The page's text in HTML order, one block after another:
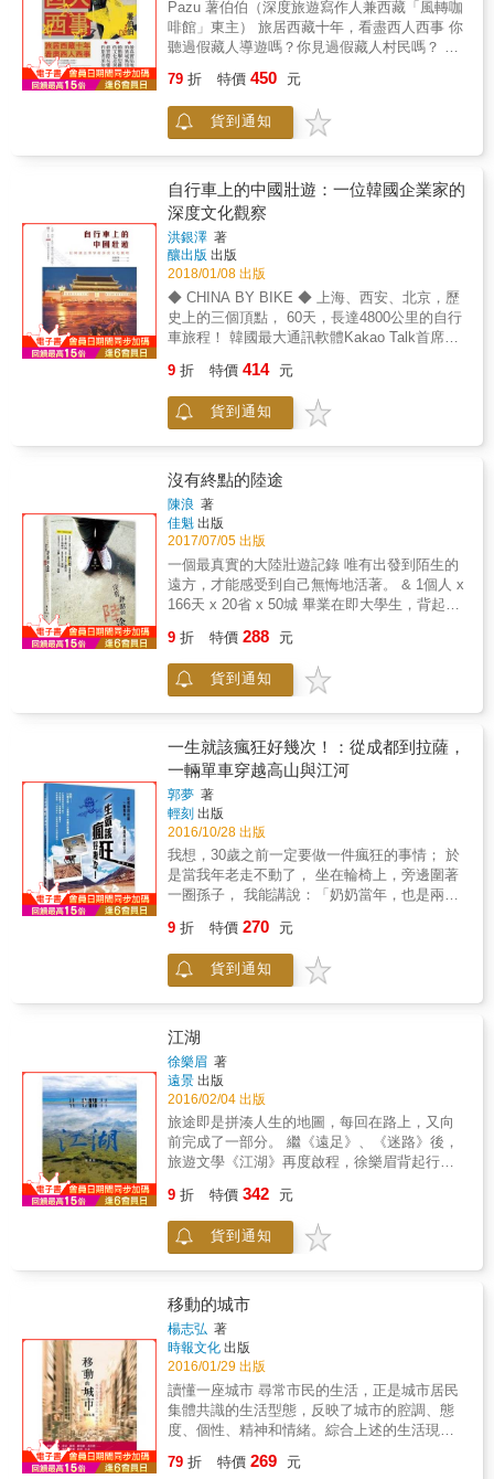
地，大理是我人生中最燦爛的篇章之一，假如
我幻覺中的自己就是那樣，我得說那實在太棒
了。 據說大理的單身男女比例為 1: 9 ，似乎所
有找不到郭靖的黃蓉，不甩世俗的眼光，都跑
去那裡獨自美著。 在路上，旅人只來得及產生
好感，來不及醞釀愛情。
概況，讓未曾到過當地旅行的人，能對當地有
基本的了解，更是規劃旅行的最佳參考資料。
& ◎旅遊感受，無私分享 作者更寫下每趟旅程
的感受。不論是行程中受到的啟發、當地民俗
Pazu 薯伯伯（深度旅遊寫作人兼西藏「風轉咖
啡館」東主） 旅居西藏十年，看盡西人西事 你
聽過假藏人導遊嗎？你見過假藏人村民嗎？ 你
真實貼地的異域風情、最衝撃思維的文化差
異、最實際易懂的旅者須知。 一段香港旅者冒
險歷程， 一本西藏旅遊必修讀物， 揭開西方異
面鏡】 細數當地風俗禁忌‧訴說生活潛藏規則
【第三章‧旅人說明書】 分享多年行旅智慧‧演繹
旅人處世態度
79 折 特價 450 元
貨到通知
自行車上的中國壯遊：一位韓國企業家的
深度文化觀察
洪銀澤 著
釀出版 出版
2018/01/08 出版
◆ CHINA BY BIKE ◆ 上海、西安、北京，歷
史上的三個頂點， 60天，長達4800公里的自行
車旅程！ 韓國最大通訊軟體Kakao Talk首席副
行， 全面比較中韓兩國政經社發展現況！ ▍從
上海騎向北京，途經南京、西安、洛陽、鄭
州、開封、安陽，再沿著京杭大運河南下杭
▍前《東亞日報》華盛頓特派員及伊拉克戰地
記者，現任韓國最大通訊軟體Kakao Talk首席
副社長，深度比較中韓政經社發展現況！ 貧富
差距嚴重，為何中國農民對未來仍樂觀面對？
中國料理種類數百款，為何逐漸走向連鎖企業
化？ 以平等客觀的角度體察21世界兩大國的想
法，不斷縈繞在作者的心頭。因此在騎自行車
橫越美國之後，便著手準備這趟中國的自行車
之旅。對於引進市場經濟後產生劇變的泱泱中
實內在，他決定從最繁榮的都市上海開始，走
一趟連接八大古都的三角路線，並且以最貼近
人們視線的交通工具「自行車」來目睹中國的
得以遇見這塊大陸的古往今來。如果說日本是
「距離最近卻最遙遠的國家」，那中國正是
「看似了解卻一無所知」的國家，就讓我們跟
著作者的這趟旅遊紀行，從政治社會、民生經
濟、歷史文化等層面，澈底感受中國最深刻的
內在氛圍。 本書特色 1.韓國最大通訊軟體
Kakao Talk首席副社長，探看中國古往今來的
深度人文紀行，全面比較中韓政經社發展現
車」來目睹中國的都市與鄉村，聆聽老百姓最
真實的故事！
9 折 特價 414 元
貨到通知
沒有終點的陸途
陳浪 著
佳魁 出版
2017/07/05 出版
一個最真實的大陸壯遊記錄 唯有出發到陌生的
遠方，才能感受到自己無悔地活著。 & 1個人 x
166天 x 20省 x 50城 畢業在即大學生，背起背
暢銷作家、國際NGO組織顧問褚士瑩力推的年
輕旅人 背包旅人藍白拖 作家、節目主持人謝哲
青 旅日作家張維中 廣播金鐘主持人季潔 中國
福。」&&&
&&&&&&&&&&&&&&&&&&&&&&&&&& 暢銷
作家、國際NGO組織顧問 褚士瑩 & 「看完
這本書，我突然覺得自己糟蹋了青春。」&&&
&&&&&&&&&&&&&&&
&&&&&&&&&&&&&&&背包旅人藍白拖 & 許
多人蝸居作夢，嚮往世界的浩渺廣袤，卻在現
實前躓踣卻步。勇敢地跨出第一步，走向陌
生，Jerry做到了，你呢？
&&&&&&&&&&&&&&&&&&&&&&&
作家、節目主持人 謝哲青 & 旅行最終在乎的不
是獲得多少領悟，而是一種不甘於故步自封的
人。祝福Jerry的旅途與創作的啟程。
&&& &&旅日作家 張維中 & Jerry帶著浪漫的
心，看見和別人不一樣的城市風景！勇敢跨
越，讓生命綻放無限美好！透過與自己的對話
及用心體會，讓獨自的冒險旅程，繽紛與充滿
力量。& &&&&&&&&&
廣播金鐘主持人 季潔 全世界將近200個國家和
地區，如果想走遍的確很難，從這個意義來
說，旅途永無終點。但我們不應把追尋數量多
辛曼妙曲折，從這個意義來說，旅途也同樣沒
有止盡。
&&&中國職業旅行第一人 小鵬 年輕人寫的遊
記，通常長於激情，弱於深度；Jerry的遊記卻
兩者皆足，年紀輕輕的他，不但有年輕人應有
的熱情，也能仔細地觀寫、感受、表達所經歷
過的人和地；讀他的文章，是一種享受。
9 折 特價 288 元
貨到通知
一生就該瘋狂好幾次！：從成都到拉薩，
一輛單車穿越高山與江河
郭夢 著
輕刻 出版
2016/10/28 出版
我想，30歲之前一定要做一件瘋狂的事情； 於
是當我年老走不動了， 坐在輪椅上，旁邊圍著
一圈孫子， 我能講說：「奶奶當年，也是兩個
過2000公里， 途中有兩座5000公尺以上、10
座4000公尺以上的高山橫亙，以及數條江河湖
流。 高原反應、寒冷、搶劫、萬丈深淵隨時可
說出個答案來， 其實， 正是因為我對生命的熱
愛。
9 折 特價 270 元
貨到通知
江湖
徐樂眉 著
遠景 出版
2016/02/04 出版
旅途即是拼湊人生的地圖，每回在路上，又向
前完成了一部分。 繼《遠足》、《迷路》後，
旅遊文學《江湖》再度啟程，徐樂眉背起行
內蒙古、寧夏、河南、山西等地人文風景。 這
是一場介乎時光和空間的奇幻旅程，她追訪絲
綢之路，嘉峪關、玉門關、懸壁長城依然屹立
牙泉、壺口瀑布、三門峽，在山河間追憶歲
月。 行者續走在古老的土地上，五個月穿越大
西北七個省，山河縱橫，凝結璀璨，不復呢
9 折 特價 342 元
貨到通知
移動的城市
楊志弘 著
時報文化 出版
2016/01/29 出版
讀懂一座城市 尋常市民的生活，正是城市居民
集體共識的生活型態，反映了城市的腔調、態
度、個性、精神和情緒。綜合上述的生活現
同的人，建構了不同的城市；不同的城市，養
79 折 特價 269 元